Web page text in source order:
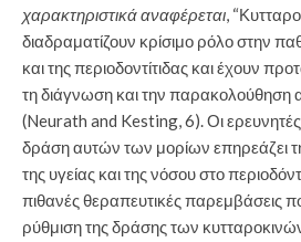
χαρακτηριστικά αναφέρεται,
διαδραματίζουν κρίσιμο ρόλο στην
και της περιοδοντίτιδας και έχουν
τη διάγνωση και την παρακολούθηση
(Neurath and Kesting, 6). Οι
δράση αυτών των μορίων επηρεάζει
της υγείας και της νόσου στο
πιθανές θεραπευτικές παρεμβάσεις
ρύθμιση της δράσης των